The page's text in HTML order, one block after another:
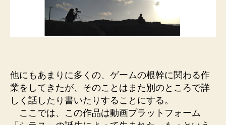
他にもあまりに多くの、ゲームの根幹に関わる作
業をしてきたが、そのことはまた別のところで詳
しく話したり書いたりすることにする。
ここでは、この作品は動画プラットフォーム